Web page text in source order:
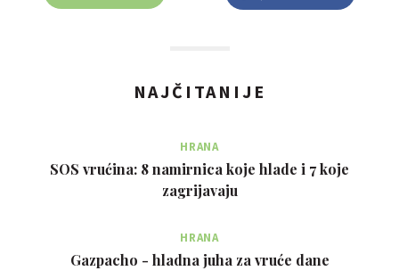
NAJČITANIJE
HRANA
SOS vrućina: 8 namirnica koje hlade i 7 koje
zagrijavaju
HRANA
Gazpacho - hladna juha za vruće dane